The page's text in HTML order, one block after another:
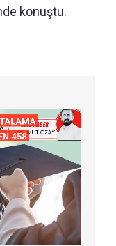
konuştu.